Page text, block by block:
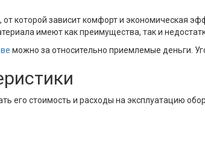
которой зависит комфорт и экономическая
имеют как преимущества, так и
можно за относительно приемлемые деньги.
его стоимость и расходы на эксплуатацию